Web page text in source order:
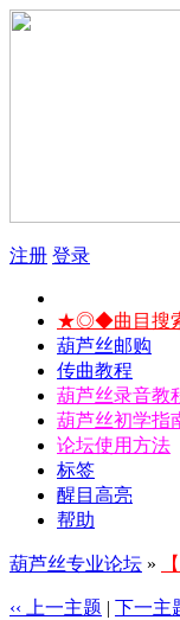
注册 登录
★◎◆曲目
葫芦丝邮购
传曲教程
葫芦丝录音教
葫芦丝初学指
论坛使用方法
标签
醒目高亮
帮助
葫芦丝专业论坛 »
‹‹ 上一主题 | 下一主